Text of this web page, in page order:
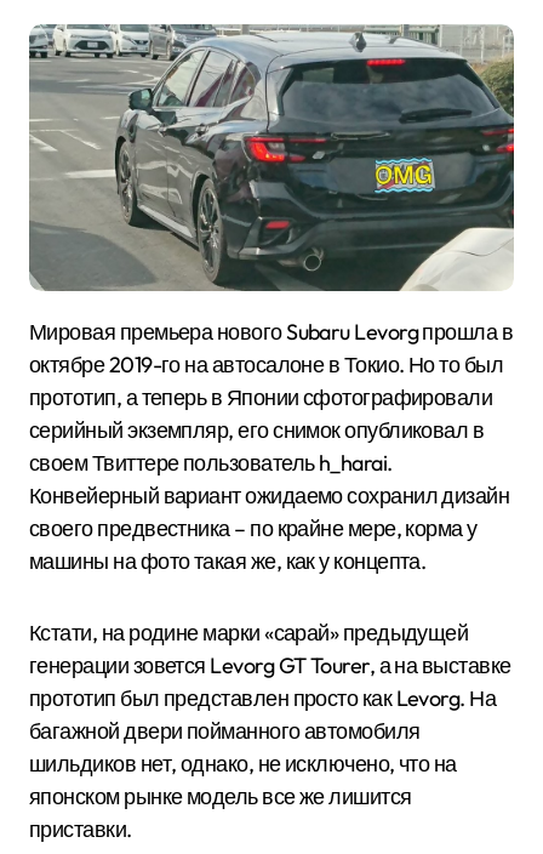
Мировая премьера нового Subaru Levorg прошла в
октябре 2019-го на автосалоне в Токио. Но то был
прототип, а теперь в Японии сфотографировали
серийный экземпляр, его снимок опубликовал в
своем Твиттере пользователь h_harai.
Конвейерный вариант ожидаемо сохранил дизайн
своего предвестника – по крайне мере, корма у
машины на фото такая же, как у концепта.
Кстати, на родине марки «сарай» предыдущей
генерации зовется Levorg GT Tourer, а на выставке
прототип был представлен просто как Levorg. На
багажной двери пойманного автомобиля
шильдиков нет, однако, не исключено, что на
японском рынке модель все же лишится
приставки.